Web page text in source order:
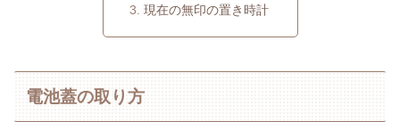
現在の無印の置き時計
電池蓋の取り方